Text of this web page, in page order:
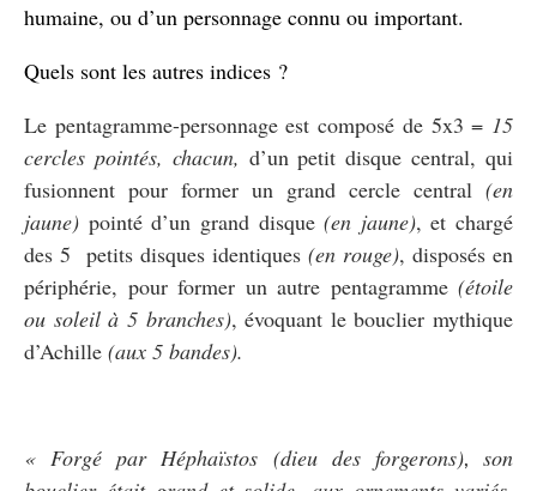
humaine, ou d’un personnage connu ou important.
Quels sont les autres indices ?
Le pentagramme-personnage est composé de 5x3 = 15
cercles pointés, chacun, d’un petit disque central, qui
fusionnent pour former un grand cercle central (en
jaune) pointé d’un grand disque(en jaune), et chargé
des 5 petits disques identiques (en rouge), disposés en
périphérie, pour former un autre pentagramme (étoile
ou soleil à 5 branches), évoquant le bouclier mythique
d’Achille (aux 5 bandes).
« Forgé par Héphaïstos (dieu des forgerons),
son